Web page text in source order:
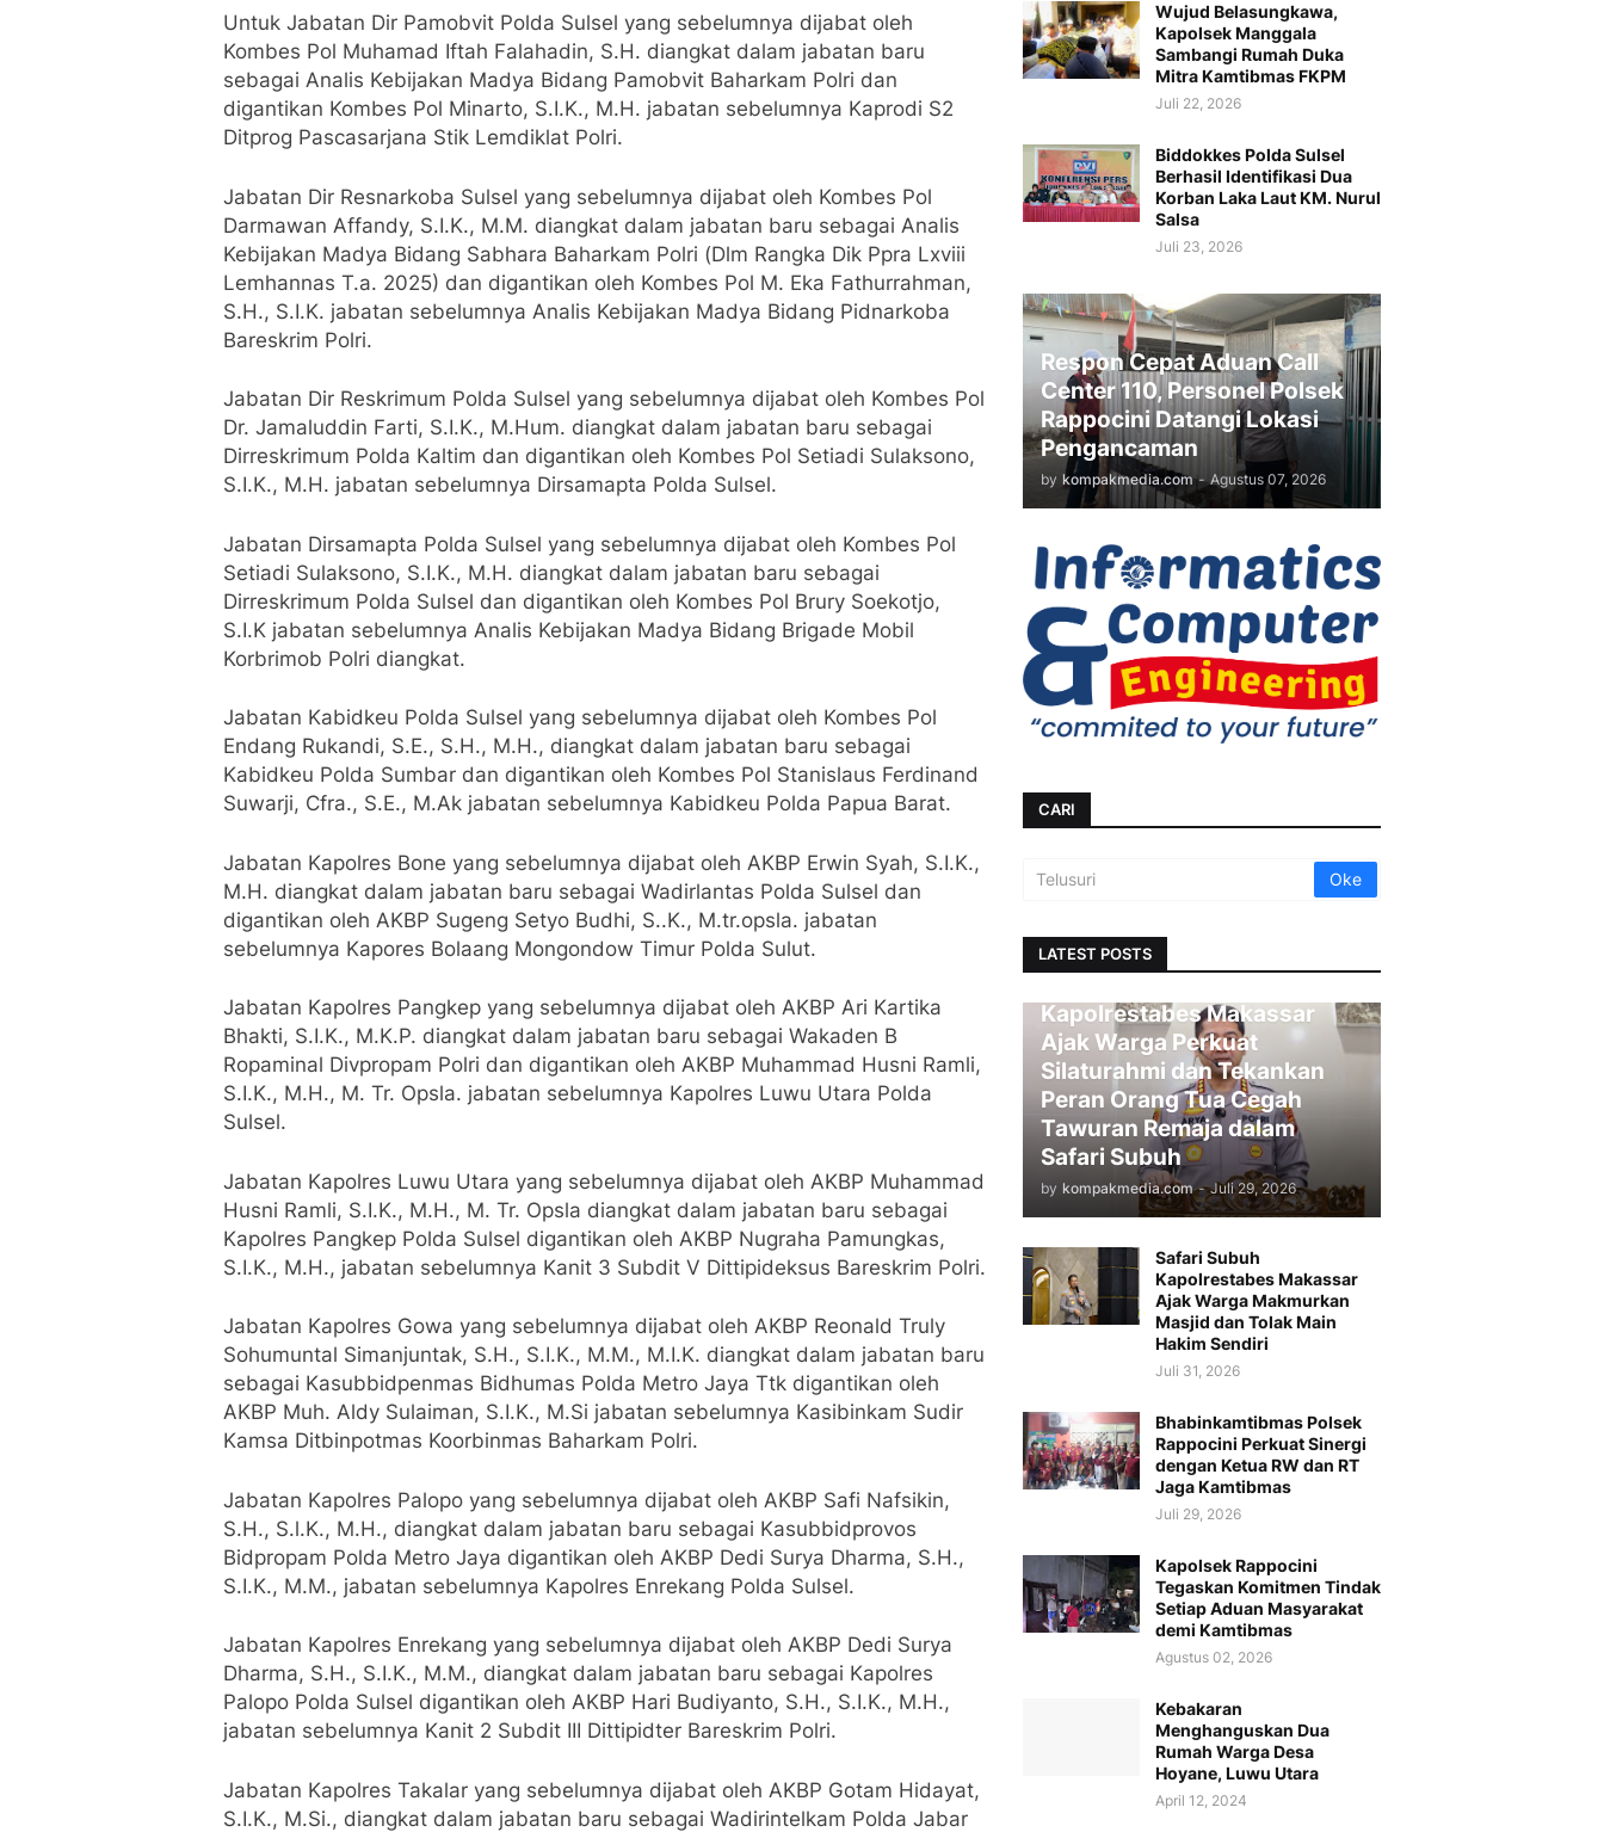
Untuk Jabatan Dir Pamobvit Polda Sulsel yang sebelumnya dijabat oleh
Kombes Pol Muhamad Iftah Falahadin, S.H. diangkat dalam jabatan baru
sebagai Analis Kebijakan Madya Bidang Pamobvit Baharkam Polri dan
digantikan Kombes Pol Minarto, S.I.K., M.H. jabatan sebelumnya Kaprodi S2
Ditprog Pascasarjana Stik Lemdiklat Polri.
Jabatan Dir Resnarkoba Sulsel yang sebelumnya dijabat oleh Kombes Pol
Darmawan Affandy, S.I.K., M.M. diangkat dalam jabatan baru sebagai Analis
Kebijakan Madya Bidang Sabhara Baharkam Polri (Dlm Rangka Dik Ppra Lxviii
Lemhannas T.a. 2025) dan digantikan oleh Kombes Pol M. Eka Fathurrahman,
S.H., S.I.K. jabatan sebelumnya Analis Kebijakan Madya Bidang Pidnarkoba
Bareskrim Polri.
Jabatan Dir Reskrimum Polda Sulsel yang sebelumnya dijabat oleh Kombes Pol
Dr. Jamaluddin Farti, S.I.K., M.Hum. diangkat dalam jabatan baru sebagai
Dirreskrimum Polda Kaltim dan digantikan oleh Kombes Pol Setiadi Sulaksono,
S.I.K., M.H. jabatan sebelumnya Dirsamapta Polda Sulsel.
Jabatan Dirsamapta Polda Sulsel yang sebelumnya dijabat oleh Kombes Pol
Setiadi Sulaksono, S.I.K., M.H. diangkat dalam jabatan baru sebagai
Dirreskrimum Polda Sulsel dan digantikan oleh Kombes Pol Brury Soekotjo,
S.I.K jabatan sebelumnya Analis Kebijakan Madya Bidang Brigade Mobil
Korbrimob Polri diangkat.
Jabatan Kabidkeu Polda Sulsel yang sebelumnya dijabat oleh Kombes Pol
Endang Rukandi, S.E., S.H., M.H., diangkat dalam jabatan baru sebagai
Kabidkeu Polda Sumbar dan digantikan oleh ⁠Kombes Pol Stanislaus Ferdinand
Suwarji, Cfra., S.E., M.Ak jabatan sebelumnya Kabidkeu Polda Papua Barat.
Jabatan Kapolres Bone yang sebelumnya dijabat oleh AKBP Erwin Syah, S.I.K.,
M.H. diangkat dalam jabatan baru sebagai Wadirlantas Polda Sulsel dan
digantikan oleh AKBP Sugeng Setyo Budhi, S..K., M.tr.opsla. jabatan
sebelumnya Kapores Bolaang Mongondow Timur Polda Sulut.
Jabatan Kapolres Pangkep yang sebelumnya dijabat oleh AKBP Ari Kartika
Bhakti, S.I.K., M.K.P. diangkat dalam jabatan baru sebagai Wakaden B
Ropaminal Divpropam Polri dan digantikan oleh AKBP Muhammad Husni Ramli,
S.I.K., M.H., M. Tr. Opsla. jabatan sebelumnya Kapolres Luwu Utara Polda
Sulsel.
Jabatan Kapolres Luwu Utara yang sebelumnya dijabat oleh AKBP Muhammad
Husni Ramli, S.I.K., M.H., M. Tr. Opsla diangkat dalam jabatan baru sebagai
Kapolres Pangkep Polda Sulsel digantikan oleh AKBP Nugraha Pamungkas,
S.I.K., M.H., jabatan sebelumnya Kanit 3 Subdit V Dittipideksus Bareskrim Polri.
Jabatan Kapolres Gowa yang sebelumnya dijabat oleh AKBP Reonald Truly
Sohumuntal Simanjuntak, S.H., S.I.K., M.M., M.I.K. diangkat dalam jabatan baru
sebagai Kasubbidpenmas Bidhumas Polda Metro Jaya Ttk digantikan oleh
AKBP Muh. Aldy Sulaiman, S.I.K., M.Si jabatan sebelumnya Kasibinkam Sudir
Kamsa Ditbinpotmas Koorbinmas Baharkam Polri.
Jabatan Kapolres Palopo yang sebelumnya dijabat oleh AKBP Safi Nafsikin,
S.H., S.l.K., M.H., diangkat dalam jabatan baru sebagai Kasubbidprovos
Bidpropam Polda Metro Jaya digantikan oleh AKBP Dedi Surya Dharma, S.H.,
S.I.K., M.M., jabatan sebelumnya Kapolres Enrekang Polda Sulsel.
Jabatan Kapolres Enrekang yang sebelumnya dijabat oleh AKBP Dedi Surya
Dharma, S.H., S.I.K., M.M., diangkat dalam jabatan baru sebagai Kapolres
Palopo Polda Sulsel digantikan oleh AKBP Hari Budiyanto, S.H., S.I.K., M.H.,
jabatan sebelumnya Kanit 2 Subdit III Dittipidter Bareskrim Polri.
Jabatan Kapolres Takalar yang sebelumnya dijabat oleh AKBP Gotam Hidayat,
S.I.K., M.Si., diangkat dalam jabatan baru sebagai Wadirintelkam Polda Jabar
Wujud Belasungkawa,
Kapolsek Manggala
Sambangi Rumah Duka
Mitra Kamtibmas FKPM
Juli 22, 2026
Biddokkes Polda Sulsel
Berhasil Identifikasi Dua
Korban Laka Laut KM. Nurul
Salsa
Juli 23, 2026
Respon Cepat Aduan Call
Center 110, Personel Polsek
Rappocini Datangi Lokasi
Pengancaman
by kompakmedia.com - Agustus 07, 2026
CARI
LATEST POSTS
Kapolrestabes Makassar
Ajak Warga Perkuat
Silaturahmi dan Tekankan
Peran Orang Tua Cegah
Tawuran Remaja dalam
Safari Subuh
by kompakmedia.com - Juli 29, 2026
Safari Subuh
Kapolrestabes Makassar
Ajak Warga Makmurkan
Masjid dan Tolak Main
Hakim Sendiri
Juli 31, 2026
Bhabinkamtibmas Polsek
Rappocini Perkuat Sinergi
dengan Ketua RW dan RT
Jaga Kamtibmas
Juli 29, 2026
Kapolsek Rappocini
Tegaskan Komitmen Tindak
Setiap Aduan Masyarakat
demi Kamtibmas
Agustus 02, 2026
Kebakaran
Menghanguskan Dua
Rumah Warga Desa
Hoyane, Luwu Utara
April 12, 2024